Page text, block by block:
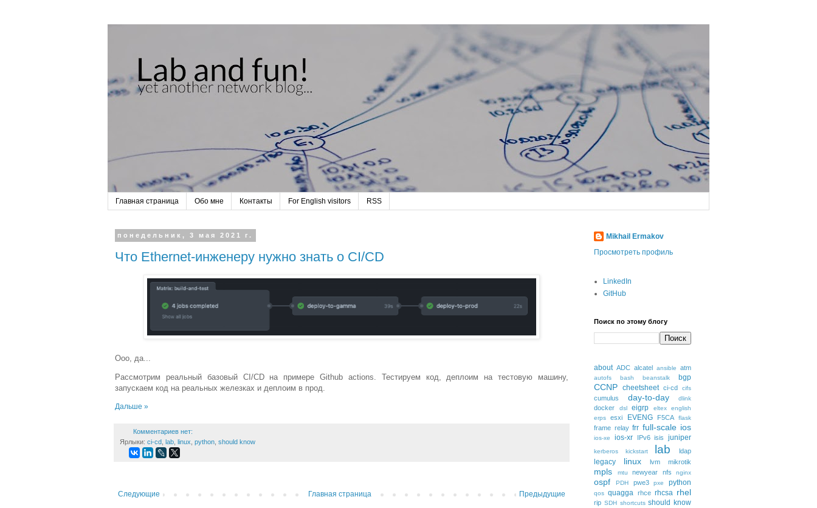
Главная страница Обо мне Контакты For English visitors RSS
понедельник, 3 мая 2021 г.
Что Ethernet-инженеру нужно знать о CI/CD
Ооо, да...
Рассмотрим реальный базовый CI/CD на примере Github actions. Тестируем код, деплоим на тестовую машину,
запускаем код на реальных железках и деплоим в прод.
Дальше »
Комментариев нет:
Ярлыки: ci-cd, lab, linux, python, should know
Следующие Предыдущие
Главная страница
Mikhail Ermakov
Просмотреть профиль
LinkedIn
GitHub
Поиск по этому блогу
about ADC alcatel ansible atm
autofs bash beanstalk bgp
CCNP cheetsheet ci-cd cifs
cumulus day-to-day dlink
docker dsl eigrp eltex
english
erps
esxi EVENG F5CA flask
frame relay frr full-scale ios
ios-xe ios-xr IPv6 isis juniper
kerberos kickstart lab ldap
legacy linux lvm mikrotik
mpls mtu newyear nfs nginx
ospf PDH pwe3 pxe python
qos quagga rhce rhcsa rhel
rip SDH shortcuts should know